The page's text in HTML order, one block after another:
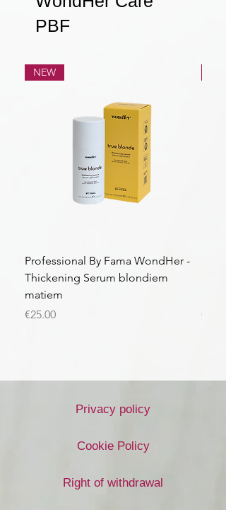
PBF
NEW
Professional By Fama WondHer -
Thickening Serum blondiem
matiem
Price
€25.00
Price
€43.56
Privacy policy
Cookie Policy
Right of withdrawal